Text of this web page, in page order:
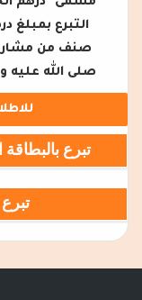
صنف من
صلى الله عليه
تبرع بالبطاقة
فضلا وليس أمراً